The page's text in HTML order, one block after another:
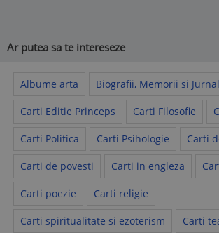
Ar putea sa te intereseze
Albume arta Biografii, Memorii si
Carti Editie Princeps Carti Filosofie
Carti Politica Carti Psihologie Carti
Carti de povesti Carti in engleza
Carti poezie Carti religie
Carti spiritualitate si ezoterism Carti